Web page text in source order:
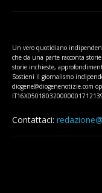
Un vero quotidiano
che da una parte racconta
storie inchieste,
Sostieni il giornalismo
diogene@diogenenotizie.com
Contattaci: